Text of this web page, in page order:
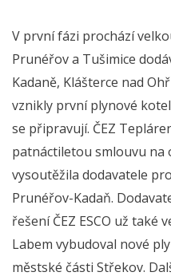
V první fázi prochází
Prunéřov a Tušimice
Kadaně, Klášterce nad
vznikly první plynové
se připravují. ČEZ
patnáctiletou smlouvu na
vysoutěžila dodavatele
Prunéřov-Kadaň.
řešení ČEZ ESCO už také
Labem vybudoval nové
městské části Střekov.